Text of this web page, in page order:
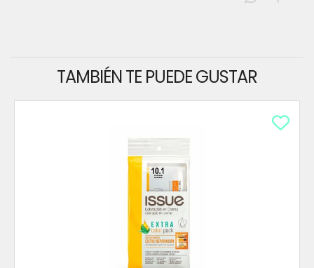
TAMBIÉN TE PUEDE GUSTAR